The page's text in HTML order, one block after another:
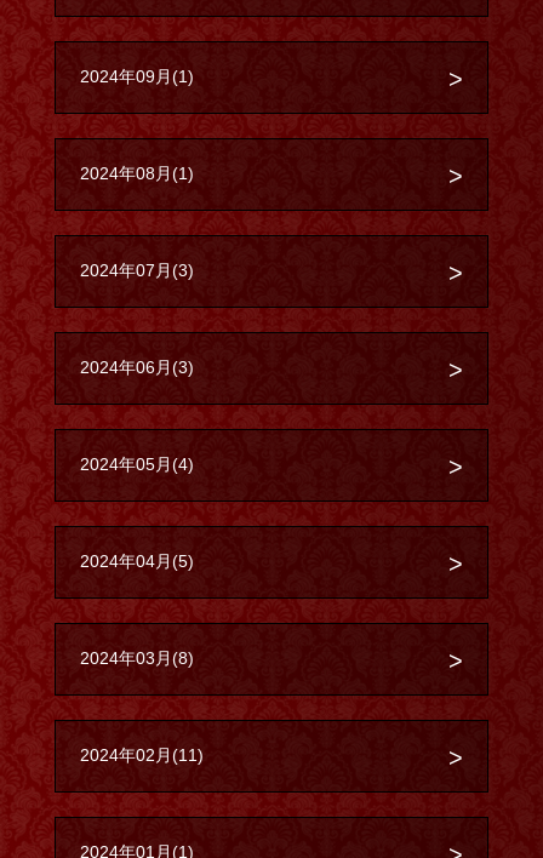
2024年09月(1)
2024年08月(1)
2024年07月(3)
2024年06月(3)
2024年05月(4)
2024年04月(5)
2024年03月(8)
2024年02月(11)
2024年01月(1)